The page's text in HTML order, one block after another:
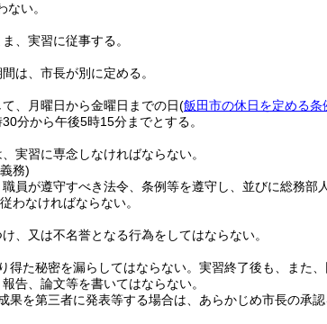
い。
、実習に従事する。
は、市長が別に定める。
、月曜日から金曜日までの日(飯田市の休日を定める条
分から午後5時15分までとする。
実習に専念しなければならない。
務)
員が遵守すべき法令、条例等を遵守し、並びに総務部
わなければならない。
、又は不名誉となる行為をしてはならない。
得た秘密を漏らしてはならない。 実習終了後も、また、
告、論文等を書いてはならない。
果を第三者に発表等する場合は、あらかじめ市長の承認